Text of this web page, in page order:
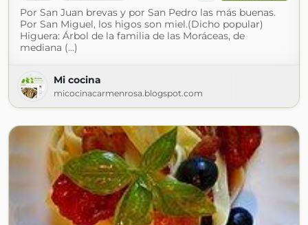
Por San Juan brevas y por San Pedro las más buenas.
Por San Miguel, los higos son miel.(Dicho popular)
Higuera: Árbol de la familia de las Moráceas, de
mediana (...)
Mi cocina
micocinacarmenrosa.blogspot.com